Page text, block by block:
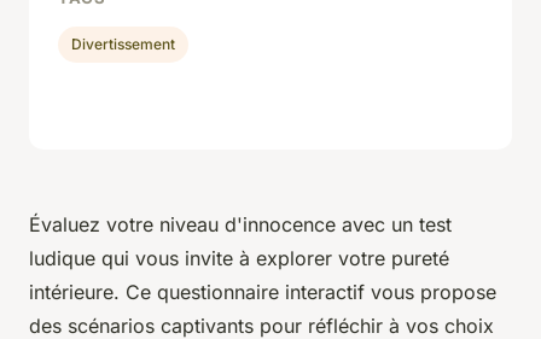
Évaluez votre niveau d'innocence avec un test
ludique qui vous invite à explorer votre pureté
intérieure. Ce questionnaire interactif vous propose
des scénarios captivants pour réfléchir à vos choix
Divertissement